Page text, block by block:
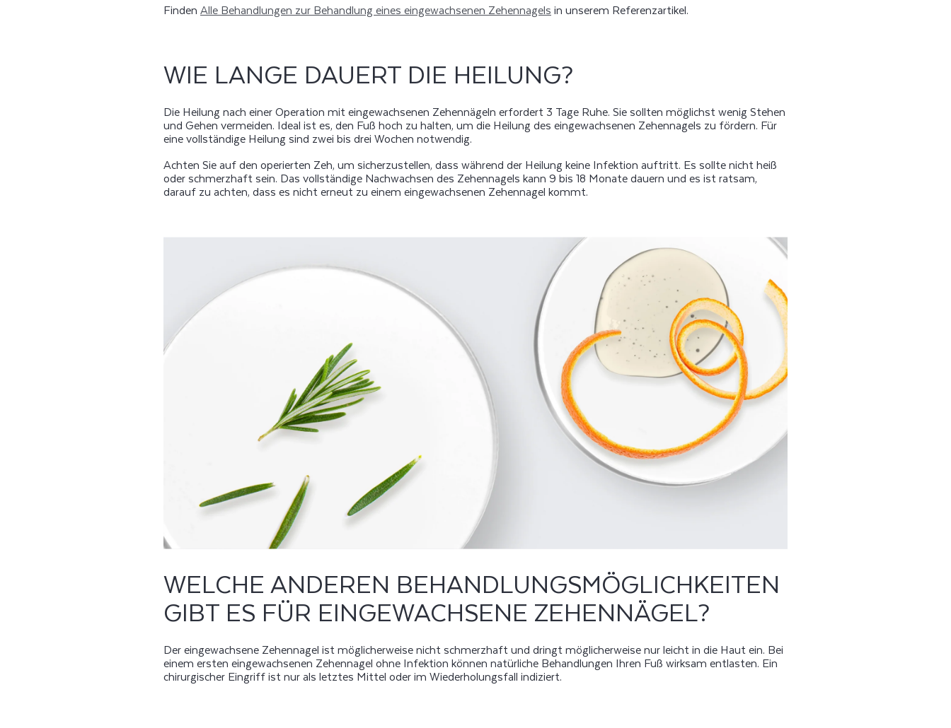
Finden Alle Behandlungen zur Behandlung eines eingewachsenen Zehennagels in unserem Referenzartikel.
WIE LANGE DAUERT DIE HEILUNG?
Die Heilung nach einer Operation mit eingewachsenen Zehennägeln erfordert 3 Tage Ruhe. Sie sollten möglichst wenig Stehen
und Gehen vermeiden. Ideal ist es, den Fuß hoch zu halten, um die Heilung des eingewachsenen Zehennagels zu fördern. Für
eine vollständige Heilung sind zwei bis drei Wochen notwendig.
Achten Sie auf den operierten Zeh, um sicherzustellen, dass während der Heilung keine Infektion auftritt. Es sollte nicht heiß
oder schmerzhaft sein. Das vollständige Nachwachsen des Zehennagels kann 9 bis 18 Monate dauern und es ist ratsam,
darauf zu achten, dass es nicht erneut zu einem eingewachsenen Zehennagel kommt.
WELCHE ANDEREN BEHANDLUNGSMÖGLICHKEITEN
GIBT ES FÜR EINGEWACHSENE ZEHENNÄGEL?
Der eingewachsene Zehennagel ist möglicherweise nicht schmerzhaft und dringt möglicherweise nur leicht in die Haut ein. Bei
einem ersten eingewachsenen Zehennagel ohne Infektion können natürliche Behandlungen Ihren Fuß wirksam entlasten. Ein
chirurgischer Eingriff ist nur als letztes Mittel oder im Wiederholungsfall indiziert.